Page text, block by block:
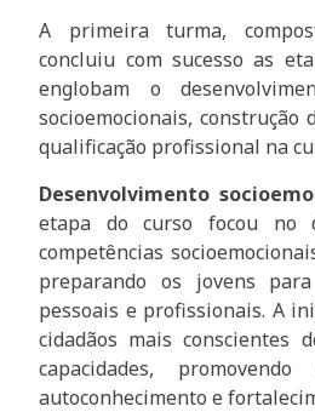
A primeira turma,
concluiu com sucesso as
englobam o
socioemocionais, construção
qualificação profissional na
Desenvolvimento
etapa do curso focou no
competências
preparando os jovens
pessoais e profissionais. A
cidadãos mais conscientes
capacidades,
autoconhecimento e